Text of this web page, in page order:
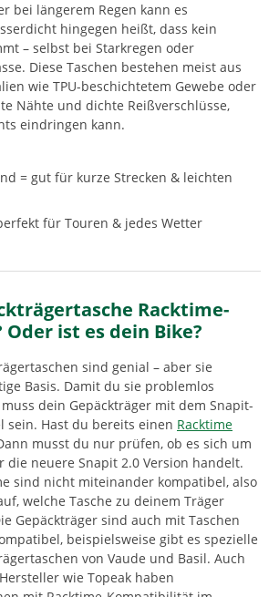
bei längerem Regen kann es
hingegen heißt, dass kein
– selbst bei Starkregen oder
Diese Taschen bestehen meist aus
wie TPU-beschichtetem Gewebe oder
Nähte und dichte Reißverschlüsse,
eindringen kann.
= gut für kurze Strecken & leichten
für Touren & jedes Wetter
Racktime-
ist es dein Bike?
sind genial – aber sie
Basis. Damit du sie problemlos
dein Gepäckträger mit dem Snapit-
sein. Hast du bereits einen Racktime
musst du nur prüfen, ob es sich um
die neuere Snapit 2.0 Version handelt.
sind nicht miteinander kompatibel, also
welche Tasche zu deinem Träger
Gepäckträger sind auch mit Taschen
beispielsweise gibt es spezielle
von Vaude und Basil. Auch
wie Topeak haben